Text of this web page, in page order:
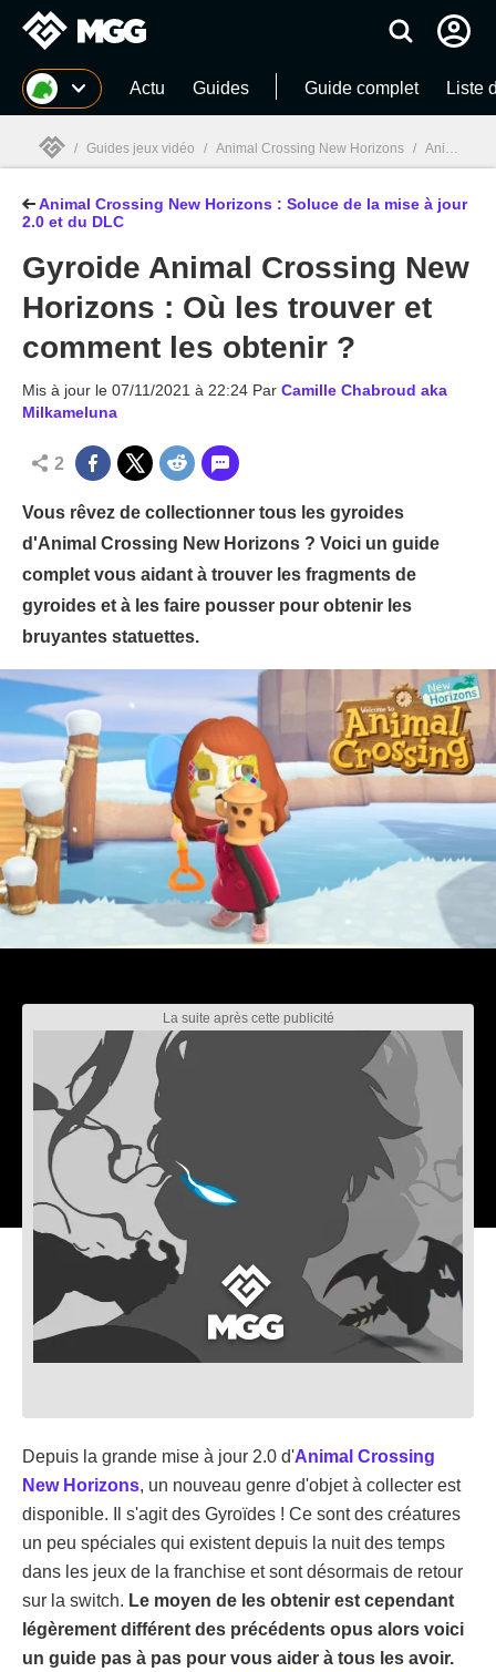
MGG Actu Guides Guide complet Liste
MGG
/ Guides jeux vidéo / Animal Crossing New Horizons / Animal Crossing New Horizons : Soluce de la mise à jour 2.0 et du DLC
Animal Crossing New Horizons : Soluce de la mise à jour
2.0 et du DLC
Gyroide Animal Crossing New
Horizons : Où les trouver et
comment les obtenir ?
Mis à jour le 07/11/2021 à 22:24 Par Camille Chabroud aka
Milkameluna
2
Vous rêvez de collectionner tous les gyroides
d'Animal Crossing New Horizons ? Voici un guide
complet vous aidant à trouver les fragments de
gyroides et à les faire pousser pour obtenir les
bruyantes statuettes.
Depuis la grande mise à jour 2.0 d'Animal Crossing
New Horizons, un nouveau genre d'objet à collecter est
disponible. Il s'agit des Gyroïdes ! Ce sont des créatures
un peu spéciales qui existent depuis la nuit des temps
dans les jeux de la franchise et sont désormais de retour
sur la switch. Le moyen de les obtenir est cependant
légèrement différent des précédents opus alors voici
un guide pas à pas pour vous aider à tous les avoir.